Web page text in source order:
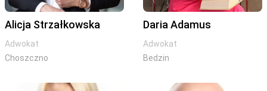
Alicja Strzałkowska
Adwokat
Choszczno
Daria Adamus
Adwokat
Bedzin